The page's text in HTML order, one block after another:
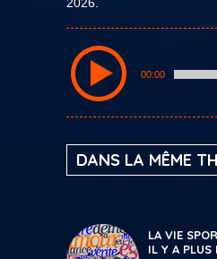
00:00
DANS LA MÊME
LA VIE
IL Y A PLUS